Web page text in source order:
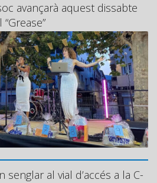
avançarà aquest dissabte
al vial d’accés a la C-